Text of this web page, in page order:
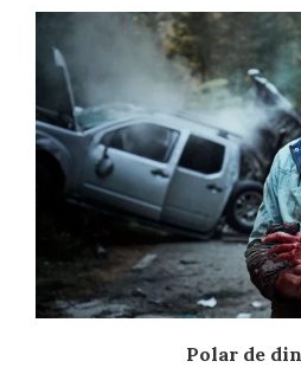
Polar de